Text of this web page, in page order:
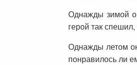
Однажды зимой
герой так
Однажды летом
понравилось ли